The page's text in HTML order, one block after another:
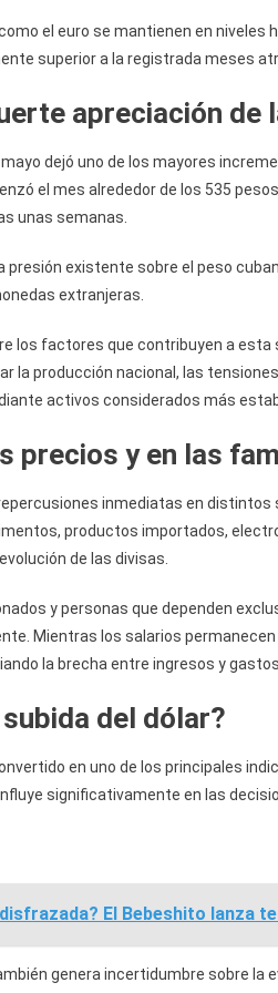
el euro se mantienen en niveles
superior a la registrada meses
apreciación de
dejó uno de los mayores
el mes alrededor de los 535
unas semanas.
presión existente sobre el peso
extranjeras.
los factores que contribuyen a esta
la producción nacional, las
activos considerados más
precios y en las
inmediatas en
productos importados,
de las divisas.
y personas que dependen
Mientras los salarios
la brecha entre ingresos y
del dólar?
en uno de los principales
significativamente en las
El Bebeshito lanza
genera incertidumbre sobre la